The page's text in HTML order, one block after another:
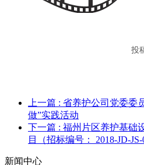
投
上一篇 : 省养护公司党委委
做”实践活动
下一篇 : 福州片区养护基础
目（招标编号： 2018-JD-JS-
新闻中心